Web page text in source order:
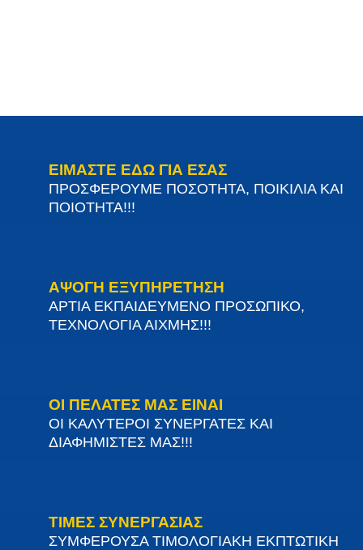
ΕΙΜΑΣΤΕ ΕΔΩ ΓΙΑ ΕΣΑΣ
ΠΡΟΣΦΕΡΟΥΜΕ ΠΟΣΟΤΗΤΑ, ΠΟΙΚΙΛΙΑ ΚΑΙ
ΠΟΙΟΤΗΤΑ!!!
ΑΨΟΓΗ ΕΞΥΠΗΡΕΤΗΣΗ
ΑΡΤΙΑ ΕΚΠΑΙΔΕΥΜΕΝΟ ΠΡΟΣΩΠΙΚΟ,
ΤΕΧΝΟΛΟΓΙΑ ΑΙΧΜΗΣ!!!
ΟΙ ΠΕΛΑΤΕΣ ΜΑΣ ΕΙΝΑΙ
ΟΙ ΚΑΛΥΤΕΡΟΙ ΣΥΝΕΡΓΑΤΕΣ ΚΑΙ
ΔΙΑΦΗΜΙΣΤΕΣ ΜΑΣ!!!
ΤΙΜΕΣ ΣΥΝΕΡΓΑΣΙΑΣ
ΣΥΜΦΕΡΟΥΣΑ ΤΙΜΟΛΟΓΙΑΚΗ ΕΚΠΤΩΤΙΚΗ